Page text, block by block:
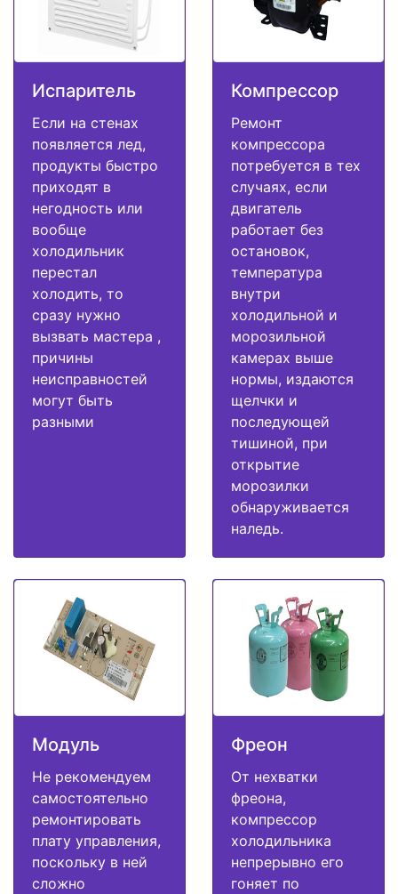
Испаритель
Если на стенах
появляется лед,
продукты быстро
приходят в
негодность или
вообще
холодильник
перестал
холодить, то
сразу нужно
вызвать мастера ,
причины
неисправностей
могут быть
разными
Компрессор
Ремонт
компрессора
потребуется в тех
случаях, если
двигатель
работает без
остановок,
температура
внутри
холодильной и
морозильной
камерах выше
нормы, издаются
щелчки и
последующей
тишиной, при
открытие
морозилки
обнаруживается
наледь.
Модуль
Не рекомендуем
самостоятельно
ремонтировать
плату управления,
поскольку в ней
сложно
Фреон
От нехватки
фреона,
компрессор
холодильника
непрерывно его
гоняет по